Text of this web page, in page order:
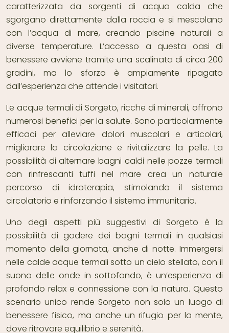
caratterizzata da sorgenti di acqua calda che
sgorgano direttamente dalla roccia e si mescolano
con l’acqua di mare, creando piscine naturali a
diverse temperature. L’accesso a questa oasi di
benessere avviene tramite una scalinata di circa 200
gradini, ma lo sforzo è ampiamente ripagato
dall’esperienza che attende i visitatori.
Le acque termali di Sorgeto, ricche di minerali, offrono
numerosi benefici per la salute. Sono particolarmente
efficaci per alleviare dolori muscolari e articolari,
migliorare la circolazione e rivitalizzare la pelle. La
possibilità di alternare bagni caldi nelle pozze termali
con rinfrescanti tuffi nel mare crea un naturale
percorso di idroterapia, stimolando il sistema
circolatorio e rinforzando il sistema immunitario.
Uno degli aspetti più suggestivi di Sorgeto è la
possibilità di godere dei bagni termali in qualsiasi
momento della giornata, anche di notte. Immergersi
nelle calde acque termali sotto un cielo stellato, con il
suono delle onde in sottofondo, è un’esperienza di
profondo relax e connessione con la natura. Questo
scenario unico rende Sorgeto non solo un luogo di
benessere fisico, ma anche un rifugio per la mente,
dove ritrovare equilibrio e serenità.